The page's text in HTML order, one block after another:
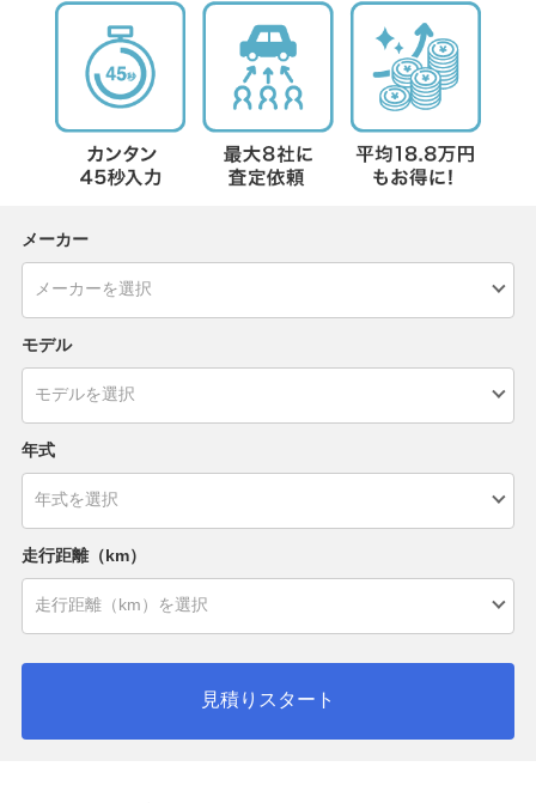
メーカー
モデル
年式
走行距離（km）
見積りスタート